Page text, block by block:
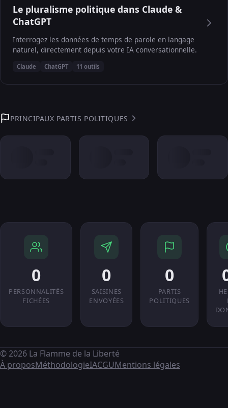
Le pluralisme politique dans Claude &
ChatGPT
Interrogez les données de temps de parole en langage
naturel, directement depuis votre IA conversationnelle.
Claude ChatGPT 11 outils
PRINCIPAUX PARTIS POLITIQUES
0
PERSONNALITÉS
FICHÉES
0
SAISINES
ENVOYÉES
0
PARTIS
POLITIQUES
© 2026 La Flamme de la Liberté
À proposMéthodologieIACGUMentions légales